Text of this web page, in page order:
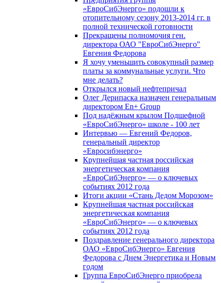
«ЕвроСибЭнерго» подошли к
отопительному сезону 2013-2014 гг. в
полной технической готовности
Прекращены полномочия ген.
директора ОАО "ЕвроСибЭнерго"
Евгения Федорова
Я хочу уменьшить совокупный размер
платы за коммунальные услуги. Что
мне делать?
Открылся новый нефтепричал
Олег Дерипаска назначен генеральным
директором En+ Group
Под надёжным крылом Подшефной
«ЕвроСибЭнерго» школе - 100 лет
Интервью — Евгений Федоров,
генеральный директор
«Евросибэнерго»
Крупнейшая частная российская
энергетическая компания
«ЕвроСибЭнерго» — о ключевых
событиях 2012 года
Итоги акции «Стань Дедом Морозом»
Крупнейшая частная российская
энергетическая компания
«ЕвроСибЭнерго» — о ключевых
событиях 2012 года
Поздравление генерального директора
ОАО «ЕвроСибЭнерго» Евгения
Федорова с Днем Энергетика и Новым
годом
Группа ЕвроСибЭнерго приобрела